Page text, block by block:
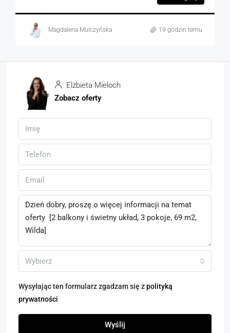
Magdalena Mulczyńska 19 godzin temu
Elżbieta Mieloch
Zobacz oferty
Wybierz
Wysyłając ten formularz zgadzam się zpolityką
prywatności
Wyślij